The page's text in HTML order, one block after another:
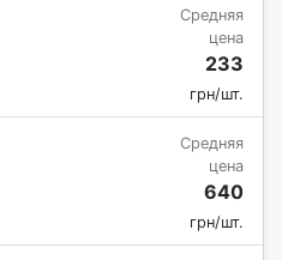
Средняя
цена
233
грн/шт.
Средняя
цена
640
грн/шт.